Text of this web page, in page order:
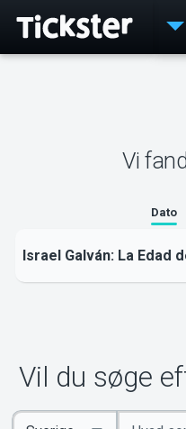
Om
Vi
Dato
Israel Galván: La Edad
Vil du søge
Indtast
Select